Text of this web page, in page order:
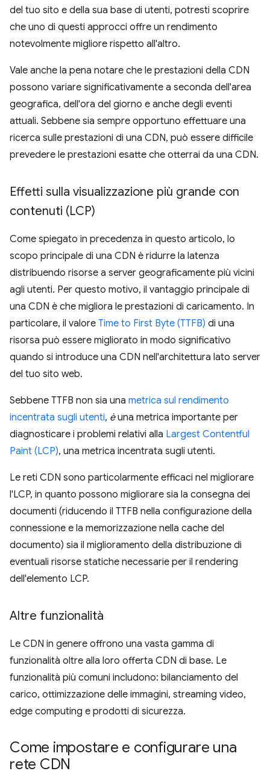
del tuo sito e della sua base di utenti, potresti scoprire
che uno di questi approcci offre un rendimento
notevolmente migliore rispetto all'altro.
Vale anche la pena notare che le prestazioni della CDN
possono variare significativamente a seconda dell'area
geografica, dell'ora del giorno e anche degli eventi
attuali. Sebbene sia sempre opportuno effettuare una
ricerca sulle prestazioni di una CDN, può essere difficile
prevedere le prestazioni esatte che otterrai da una CDN.
Effetti sulla visualizzazione più grande con
contenuti (LCP)
Come spiegato in precedenza in questo articolo, lo
scopo principale di una CDN è ridurre la latenza
distribuendo risorse a server geograficamente più vicini
agli utenti. Per questo motivo, il vantaggio principale di
una CDN è che migliora le prestazioni di caricamento. In
particolare, il valore Time to First Byte (TTFB) di una
risorsa può essere migliorato in modo significativo
quando si introduce una CDN nell'architettura lato server
del tuo sito web.
Sebbene TTFB non sia una metrica sul rendimento
incentrata sugli utenti, èuna metrica importante per
diagnosticare i problemi relativi alla Largest Contentful
Paint (LCP), una metrica incentrata sugli utenti.
Le reti CDN sono particolarmente efficaci nel migliorare
l'LCP, in quanto possono migliorare sia la consegna dei
documenti (riducendo il TTFB nella configurazione della
connessione e la memorizzazione nella cache del
documento) sia il miglioramento della distribuzione di
eventuali risorse statiche necessarie per il rendering
dell'elemento LCP.
Altre funzionalità
Le CDN in genere offrono una vasta gamma di
funzionalità oltre alla loro offerta CDN di base. Le
funzionalità più comuni includono: bilanciamento del
carico, ottimizzazione delle immagini, streaming video,
edge computing e prodotti di sicurezza.
Come impostare e configurare una
rete CDN